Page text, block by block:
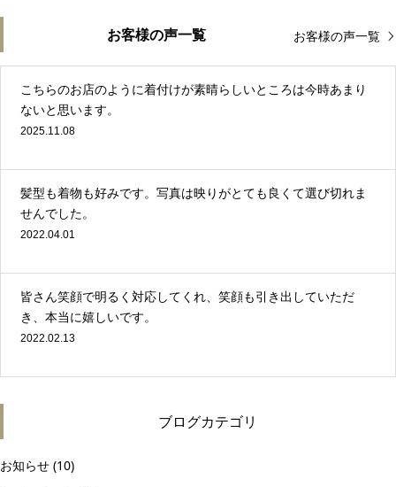
お客様の声一覧 お客様の声一覧
こちらのお店のように着付けが素晴らしいところは今時あまり
ないと思います。
2025.11.08
髪型も着物も好みです。写真は映りがとても良くて選び切れま
せんでした。
2022.04.01
皆さん笑顔で明るく対応してくれ、笑顔も引き出していただ
き、本当に嬉しいです。
2022.02.13
ブログカテゴリ
お知らせ (10)